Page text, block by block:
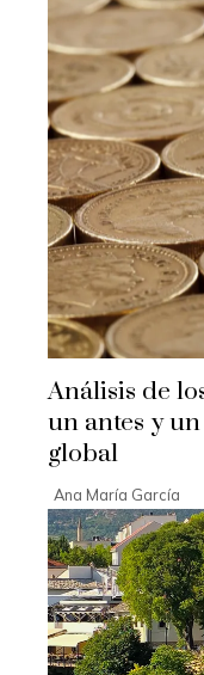
Análisis de
un antes y
global
Ana María García